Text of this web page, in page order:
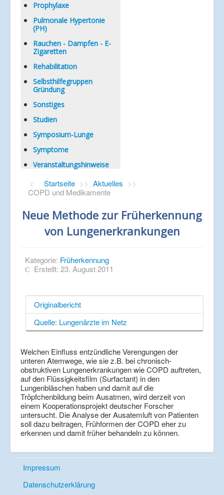
Prophylaxe
Pulmonale Hypertonie
(PH)
Rauchen - Dampfen - E-
Zigaretten
Rehabilitation
Selbsthilfegruppen
Gründung
Sonstiges
Studien
Symposium-Lunge
Symptome
Veranstaltungshinweise
Startseite >> Aktuelles >>
COPD und Medikamente
Neue Methode zur Früherkennung
von Lungenerkrankungen
Kategorie: Früherkennung
Erstellt: 23. August 2011
Originalbericht
Quelle: Lungenärzte im Netz
Welchen Einfluss entzündliche Verengungen der
unteren Atemwege, wie sie z.B. bei chronisch-
obstruktiven Lungenerkrankungen wie COPD auftreten,
auf den Flüssigkeitsfilm (Surfactant) in den
Lungenbläschen haben und damit auf die
Tröpfchenbildung beim Ausatmen, wird derzeit von
einem Kooperationsprojekt deutscher Forscher
untersucht. Die Analyse der Ausatemluft von Patienten
soll dazu beitragen, Frühformen der COPD eher zu
erkennen und damit früher behandeln zu können.
Impressum
Datenschutzerklärung